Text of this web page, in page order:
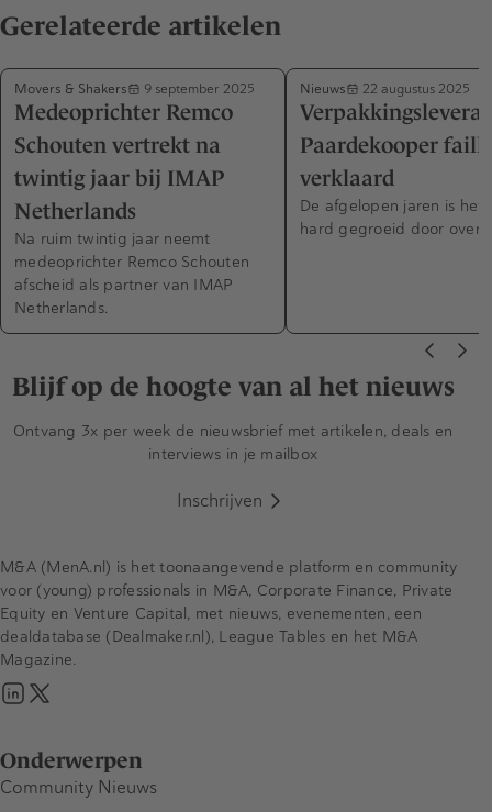
Gerelateerde artikelen
Movers & Shakers 9 september 2025
Medeoprichter Remco
Schouten vertrekt na
twintig jaar bij IMAP
Netherlands
Na ruim twintig jaar neemt
medeoprichter Remco Schouten
afscheid als partner van IMAP
Netherlands.
Nieuws 22 augustus 2025
Paardekooper
verklaard
De afgelopen jaren is het
hard gegroeid door
Blijf op de hoogte van al het nieuws
Ontvang 3x per week de nieuwsbrief met artikelen, deals en
interviews in je mailbox
Inschrijven
Onderwerpen
Community Nieuws
M&A (MenA.nl) is het toonaangevende platform en community
voor (young) professionals in M&A, Corporate Finance, Private
Equity en Venture Capital, met nieuws, evenementen, een
dealdatabase (Dealmaker.nl), League Tables en het M&A
Magazine.